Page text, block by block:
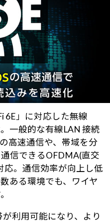
6E」に対応した無線
一般的な有線LAN 接続
高速通信や、帯域を分
信できるOFDMA(直交
応。通信効率が向上し低
ある環境でも、ワイヤ
利用可能になり、より